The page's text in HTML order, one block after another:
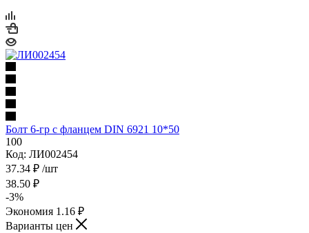
Болт 6-гр с фланцем DIN 6921 10*50
100
Код: ЛИ002454
37.34 ₽ /шт
38.50 ₽
-3%
Экономия 1.16 ₽
Варианты цен